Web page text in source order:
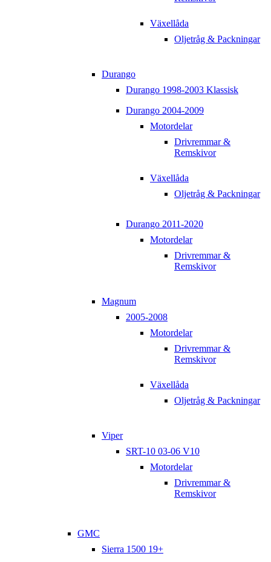
Växellåda
Oljetråg & Packningar
Durango
Durango 1998-2003 Klassisk
Durango 2004-2009
Motordelar
Drivremmar &
Remskivor
Växellåda
Oljetråg & Packningar
Durango 2011-2020
Motordelar
Drivremmar &
Remskivor
Magnum
2005-2008
Motordelar
Drivremmar &
Remskivor
Växellåda
Oljetråg & Packningar
Viper
SRT-10 03-06 V10
Motordelar
Drivremmar &
Remskivor
GMC
Sierra 1500 19+